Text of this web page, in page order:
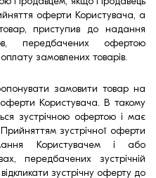
оферти Користувача, а
приступив до надання
передбачених офертою
замовлених товарів.
замовити товар на
Користувача. В такому
зустрічною офертою і має
зустрічної оферти
Користувачем і або
передбачених зустрічній
зустрічну оферту до